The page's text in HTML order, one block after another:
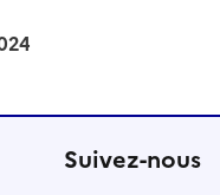
Suivez-nous